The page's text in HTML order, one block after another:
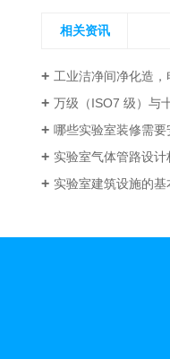
相关资讯
工业洁净间净化造，电子、食品
万级（ISO7 级）与十万级（ISO8 级）
哪些实验室装修需
实验室气体管路设计
实验室建筑设施的基